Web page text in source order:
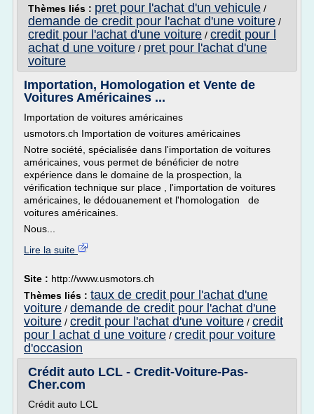
Thèmes liés : pret pour l'achat d'un vehicule /
demande de credit pour l'achat d'une voiture /
credit pour l'achat d'une voiture / credit pour l
achat d une voiture / pret pour l'achat d'une
voiture
Importation, Homologation et Vente de
Voitures Américaines ...
Importation de voitures américaines
usmotors.ch Importation de voitures américaines
Notre société, spécialisée dans l'importation de voitures
américaines, vous permet de bénéficier de notre
expérience dans le domaine de la prospection, la
vérification technique sur place , l'importation de voitures
américaines, le dédouanement et l'homologation de
voitures américaines.
Nous...
Lire la suite
Site : http://www.usmotors.ch
Thèmes liés : taux de credit pour l'achat d'une
voiture / demande de credit pour l'achat d'une
voiture / credit pour l'achat d'une voiture / credit
pour l achat d une voiture / credit pour voiture
d'occasion
Crédit auto LCL - Credit-Voiture-Pas-
Cher.com
Crédit auto LCL